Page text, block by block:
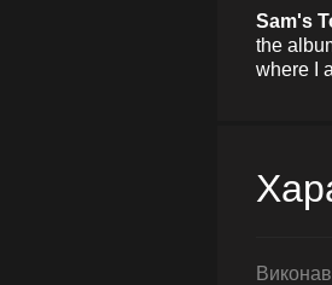
Sam's
the
where I